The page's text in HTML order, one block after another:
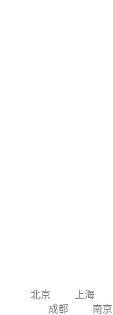
北京 上海
成都
南京